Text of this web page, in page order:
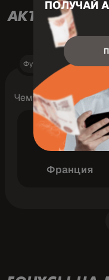
Футбол 9 Июль 23:00
Чемпионат мира
Франция
ПОЛУЧАЙ